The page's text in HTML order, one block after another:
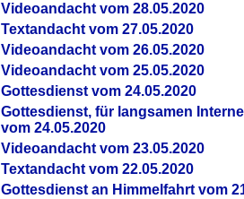
Videoandacht vom 28.05.2020
Textandacht vom 27.05.2020
Videoandacht vom 26.05.2020
Videoandacht vom 25.05.2020
Gottesdienst vom 24.05.2020
Gottesdienst, für langsamen
vom 24.05.2020
Videoandacht vom 23.05.2020
Textandacht vom 22.05.2020
Gottesdienst an Himmelfahrt vom